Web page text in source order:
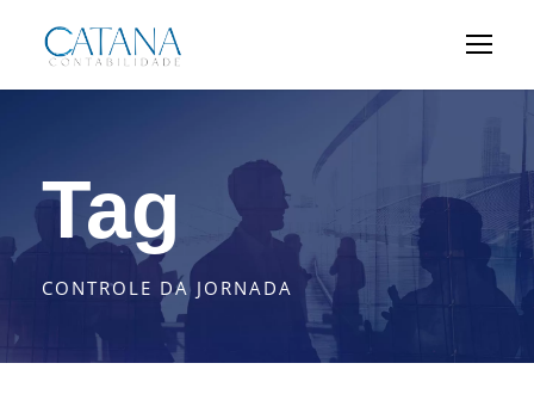
Tag
CONTROLE DA JORNADA